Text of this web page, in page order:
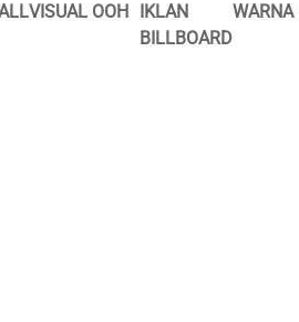
VISUAL OOH IKLAN
BILLBOARD
WARNA